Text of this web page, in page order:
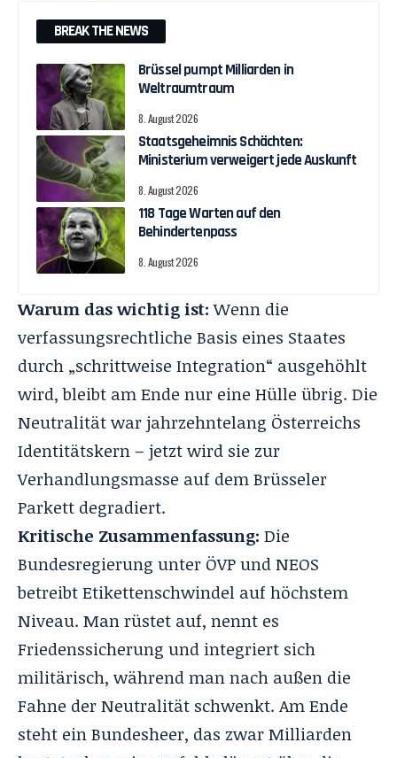
BREAK THE NEWS
Brüssel pumpt Milliarden in
Weltraumtraum
8. August 2026
Staatsgeheimnis Schächten:
Ministerium verweigert jede Auskunft
8. August 2026
118 Tage Warten auf den
Behindertenpass
8. August 2026
Warum das wichtig ist:Wenn die
verfassungsrechtliche Basis eines Staates
durch „schrittweise Integration“ ausgehöhlt
wird, bleibt am Ende nur eine Hülle übrig. Die
Neutralität war jahrzehntelang Österreichs
Identitätskern – jetzt wird sie zur
Verhandlungsmasse auf dem Brüsseler
Parkett degradiert.
Kritische Zusammenfassung: Die
Bundesregierung unter ÖVP und NEOS
betreibt Etikettenschwindel auf höchstem
Niveau. Man rüstet auf, nennt es
Friedenssicherung und integriert sich
militärisch, während man nach außen die
Fahne der Neutralität schwenkt. Am Ende
steht ein Bundesheer, das zwar Milliarden